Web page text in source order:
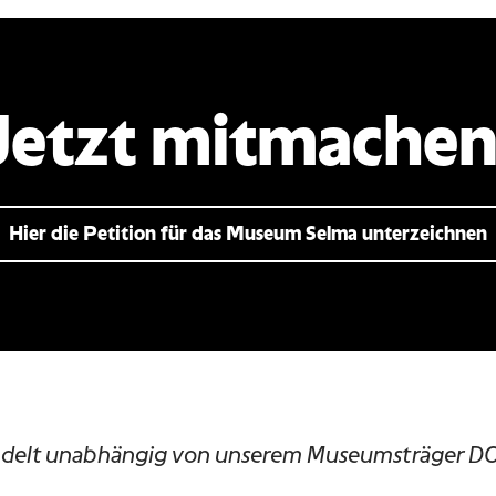
Hier die Petition für das Museum Selma unterzeichnen
unabhängig von unserem Museumsträger